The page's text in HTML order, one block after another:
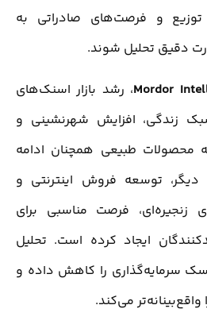
توزیع و فرصت‌های صادراتی به
دقیق تحلیل شوند.
Mordor، رشد بازار اسنک‌های
زندگی، افزایش شهرنشینی و
محصولات طبیعی همچنان ادامه
توسعه فروش اینترنتی و
زنجیره‌ای، فرصت مناسبی برای
ایجاد کرده است. تحلیل
سرمایه‌گذاری را کاهش داده و
می‌کند.